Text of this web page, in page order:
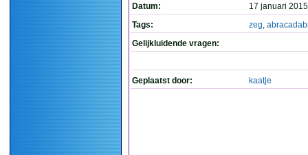
Datum:
17 januari
Tags:
zeg,
Gelijkluidende vragen:
Geplaatst door: kaatje